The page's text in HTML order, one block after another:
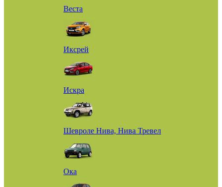
Веста
Иксрей
Искра
Шевроле Нива, Нива Тревел
Ока